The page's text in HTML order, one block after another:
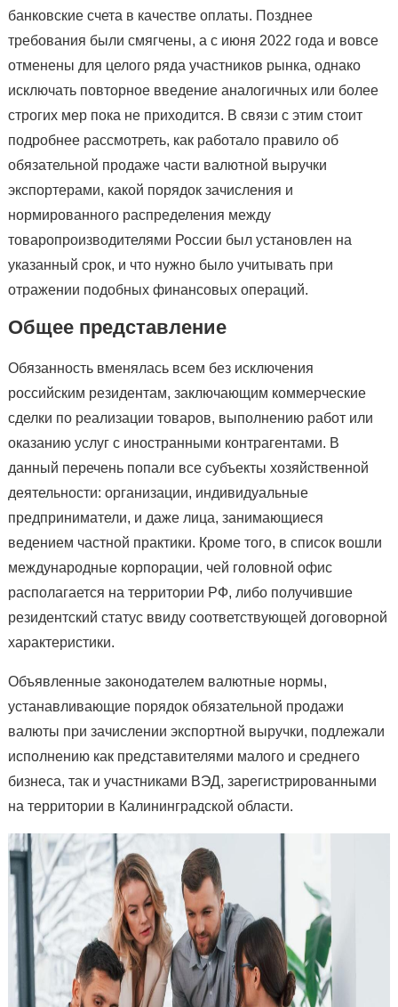
банковские счета в качестве оплаты. Позднее
требования были смягчены, а с июня 2022 года и вовсе
отменены для целого ряда участников рынка, однако
исключать повторное введение аналогичных или более
строгих мер пока не приходится. В связи с этим стоит
подробнее рассмотреть, как работало правило об
обязательной продаже части валютной выручки
экспортерами, какой порядок зачисления и
нормированного распределения между
товаропроизводителями России был установлен на
указанный срок, и что нужно было учитывать при
отражении подобных финансовых операций.
Общее представление
Обязанность вменялась всем без исключения
российским резидентам, заключающим коммерческие
сделки по реализации товаров, выполнению работ или
оказанию услуг с иностранными контрагентами. В
данный перечень попали все субъекты хозяйственной
деятельности: организации, индивидуальные
предприниматели, и даже лица, занимающиеся
ведением частной практики. Кроме того, в список вошли
международные корпорации, чей головной офис
располагается на территории РФ, либо получившие
резидентский статус ввиду соответствующей договорной
характеристики.
Объявленные законодателем валютные нормы,
устанавливающие порядок обязательной продажи
валюты при зачислении экспортной выручки, подлежали
исполнению как представителями малого и среднего
бизнеса, так и участниками ВЭД, зарегистрированными
на территории в Калининградской области.